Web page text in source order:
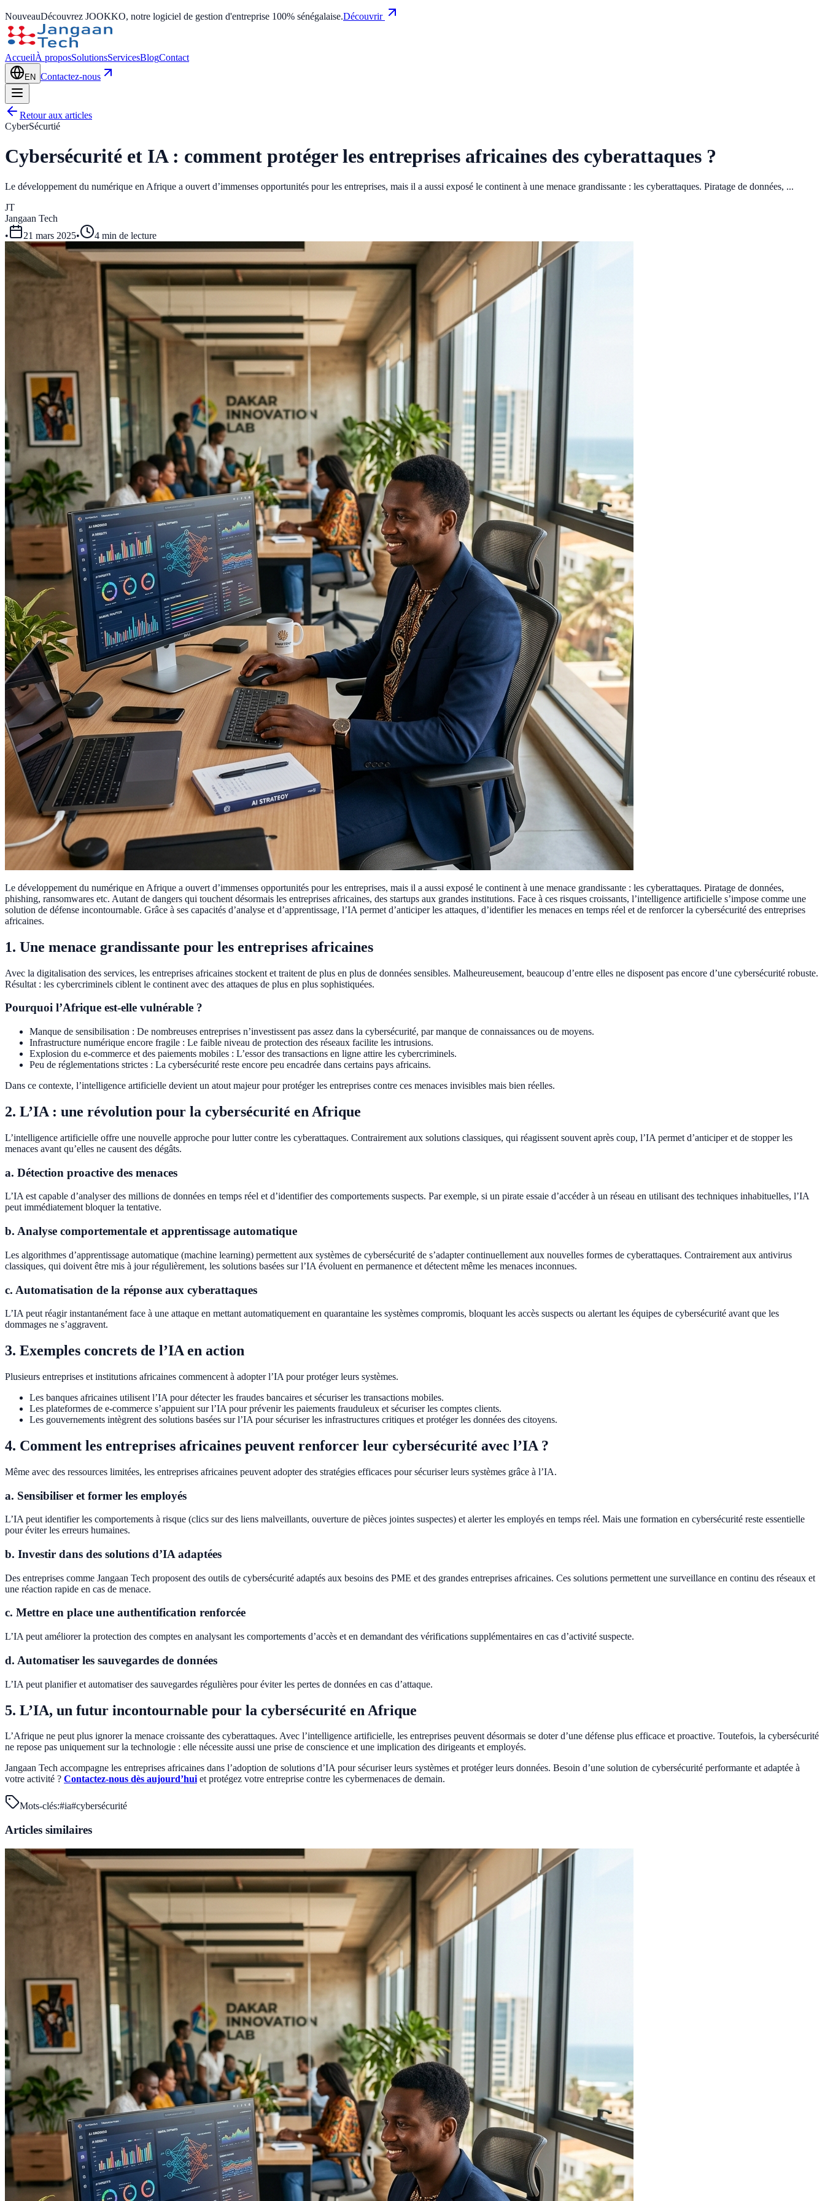
NouveauDécouvrez JOOKKO, notre logiciel de gestion d'entreprise 100% sénégalaise.Découvrir
AccueilÀ proposSolutionsServicesBlogContact
EN Contactez-nous
Retour aux articles
CyberSécurtié
Cybersécurité et IA : comment protéger les entreprises africaines des cyberattaques ?
Le développement du numérique en Afrique a ouvert d’immenses opportunités pour les entreprises, mais il a aussi exposé le continent à une menace grandissante : les cyberattaques. Piratage de données, ...
JT
Jangaan Tech
•
21 mars 2025• 4 min de lecture
Le développement du numérique en Afrique a ouvert d’immenses opportunités pour les entreprises, mais il a aussi exposé le continent à une menace grandissante : les cyberattaques. Piratage de données,
phishing, ransomwares etc. Autant de dangers qui touchent désormais les entreprises africaines, des startups aux grandes institutions. Face à ces risques croissants, l’intelligence artificielle s’impose comme une
solution de défense incontournable. Grâce à ses capacités d’analyse et d’apprentissage, l’IA permet d’anticiper les attaques, d’identifier les menaces en temps réel et de renforcer la cybersécurité des entreprises
africaines.
1. Une menace grandissante pour les entreprises africaines
Avec la digitalisation des services, les entreprises africaines stockent et traitent de plus en plus de données sensibles. Malheureusement, beaucoup d’entre elles ne disposent pas encore d’une cybersécurité robuste.
Résultat : les cybercriminels ciblent le continent avec des attaques de plus en plus sophistiquées.
Pourquoi l’Afrique est-elle vulnérable ?
Manque de sensibilisation : De nombreuses entreprises n’investissent pas assez dans la cybersécurité, par manque de connaissances ou de moyens.
Infrastructure numérique encore fragile : Le faible niveau de protection des réseaux facilite les intrusions.
Explosion du e-commerce et des paiements mobiles : L’essor des transactions en ligne attire les cybercriminels.
Peu de réglementations strictes : La cybersécurité reste encore peu encadrée dans certains pays africains.
Dans ce contexte, l’intelligence artificielle devient un atout majeur pour protéger les entreprises contre ces menaces invisibles mais bien réelles.
2. L’IA : une révolution pour la cybersécurité en Afrique
L’intelligence artificielle offre une nouvelle approche pour lutter contre les cyberattaques. Contrairement aux solutions classiques, qui réagissent souvent après coup, l’IA permet d’anticiper et de stopper les
menaces avant qu’elles ne causent des dégâts.
a. Détection proactive des menaces
L’IA est capable d’analyser des millions de données en temps réel et d’identifier des comportements suspects. Par exemple, si un pirate essaie d’accéder à un réseau en utilisant des techniques inhabituelles, l’IA
peut immédiatement bloquer la tentative.
b. Analyse comportementale et apprentissage automatique
Les algorithmes d’apprentissage automatique (machine learning) permettent aux systèmes de cybersécurité de s’adapter continuellement aux nouvelles formes de cyberattaques. Contrairement aux antivirus
classiques, qui doivent être mis à jour régulièrement, les solutions basées sur l’IA évoluent en permanence et détectent même les menaces inconnues.
c. Automatisation de la réponse aux cyberattaques
L’IA peut réagir instantanément face à une attaque en mettant automatiquement en quarantaine les systèmes compromis, bloquant les accès suspects ou alertant les équipes de cybersécurité avant que les
dommages ne s’aggravent.
3. Exemples concrets de l’IA en action
Plusieurs entreprises et institutions africaines commencent à adopter l’IA pour protéger leurs systèmes.
Les banques africaines utilisent l’IA pour détecter les fraudes bancaires et sécuriser les transactions mobiles.
Les plateformes de e-commerce s’appuient sur l’IA pour prévenir les paiements frauduleux et sécuriser les comptes clients.
Les gouvernements intègrent des solutions basées sur l’IA pour sécuriser les infrastructures critiques et protéger les données des citoyens.
4. Comment les entreprises africaines peuvent renforcer leur cybersécurité avec l’IA ?
Même avec des ressources limitées, les entreprises africaines peuvent adopter des stratégies efficaces pour sécuriser leurs systèmes grâce à l’IA.
a. Sensibiliser et former les employés
L’IA peut identifier les comportements à risque (clics sur des liens malveillants, ouverture de pièces jointes suspectes) et alerter les employés en temps réel. Mais une formation en cybersécurité reste essentielle
pour éviter les erreurs humaines.
b. Investir dans des solutions d’IA adaptées
Des entreprises comme Jangaan Tech proposent des outils de cybersécurité adaptés aux besoins des PME et des grandes entreprises africaines. Ces solutions permettent une surveillance en continu des réseaux et
une réaction rapide en cas de menace.
c. Mettre en place une authentification renforcée
L’IA peut améliorer la protection des comptes en analysant les comportements d’accès et en demandant des vérifications supplémentaires en cas d’activité suspecte.
d. Automatiser les sauvegardes de données
L’IA peut planifier et automatiser des sauvegardes régulières pour éviter les pertes de données en cas d’attaque.
5. L’IA, un futur incontournable pour la cybersécurité en Afrique
L’Afrique ne peut plus ignorer la menace croissante des cyberattaques. Avec l’intelligence artificielle, les entreprises peuvent désormais se doter d’une défense plus efficace et proactive. Toutefois, la cybersécurité
ne repose pas uniquement sur la technologie : elle nécessite aussi une prise de conscience et une implication des dirigeants et employés.
Jangaan Tech accompagne les entreprises africaines dans l’adoption de solutions d’IA pour sécuriser leurs systèmes et protéger leurs données. Besoin d’une solution de cybersécurité performante et adaptée à
votre activité ? Contactez-nous dès aujourd’huiet protégez votre entreprise contre les cybermenaces de demain.
Mots-clés:#ia#cybersécurité
Articles similaires